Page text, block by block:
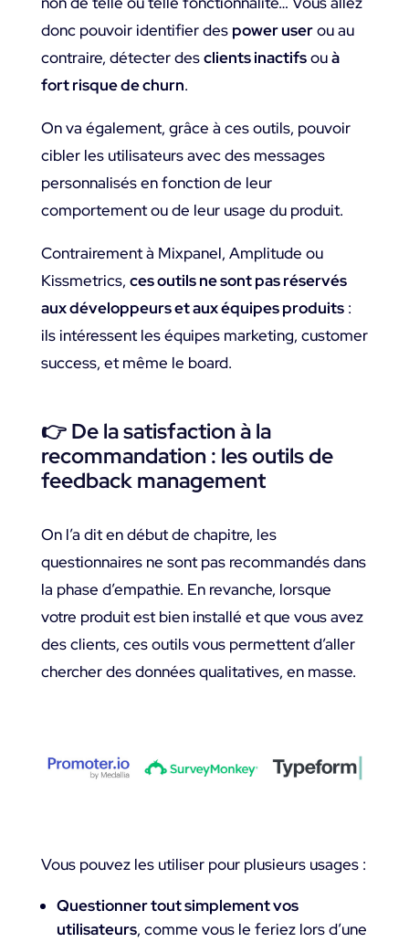
donc pouvoir identifier des power userou au
contraire, détecter desclients inactifsouà
fort risque de churn.
On va également, grâce à ces outils, pouvoir
cibler les utilisateurs avec des messages
personnalisés en fonction de leur
comportement ou de leur usage du produit.
Contrairement à Mixpanel, Amplitude ou
Kissmetrics, ces outils ne sont pas réservés
aux développeurs et aux équipes produits:
ils intéressent les équipes marketing, customer
success, et même le board.
👉 De la satisfaction à la
recommandation : les outils de
feedback management
On l’a dit en début de chapitre, les
questionnaires ne sont pas recommandés dans
la phase d’empathie. En revanche, lorsque
votre produit est bien installé et que vous avez
des clients, ces outils vous permettent d’aller
chercher des données qualitatives, en masse.
Vous pouvez les utiliser pour plusieurs usages :
Questionner tout simplement vos
utilisateurs, comme vous le feriez lors d’une